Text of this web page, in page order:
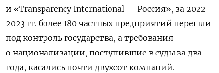
и «Transparency International — Россия», за 2022–
2023 гг. более 180 частных предприятий перешли
под контроль государства, а требования
о национализации, поступившие в суды за два
года, касались почти двухсот компаний.